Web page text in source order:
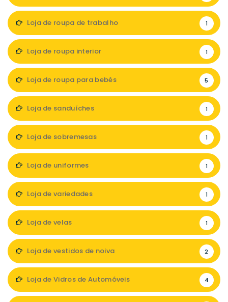
Loja de roupa de trabalho 1
Loja de roupa interior 1
Loja de roupa para bebés 5
Loja de sanduíches 1
Loja de sobremesas 1
Loja de uniformes 1
Loja de variedades 1
Loja de velas 1
Loja de vestidos de noiva 2
Loja de Vidros de Automóveis 4